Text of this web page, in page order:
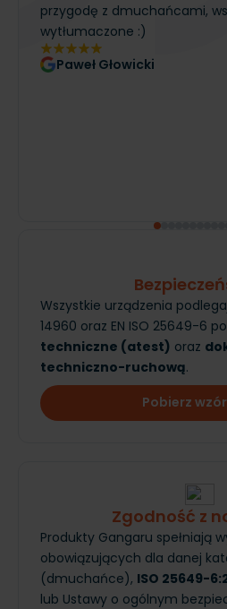
przygodę z dmuchańcami,
wytłumaczone :)
Paweł Głowicki
Wszystkie urządzenia
14960 oraz EN ISO 25649-6
techniczne (atest) oraz
techniczno-ruchową.
Pobierz
Zgodność z
Produkty Gangaru spełniają
obowiązujących dla danej
(dmuchańce), ISO 25649-
lub Ustawy o ogólnym